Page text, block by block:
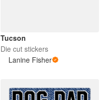
Tucson
Die cut stickers
Lanine Fisher